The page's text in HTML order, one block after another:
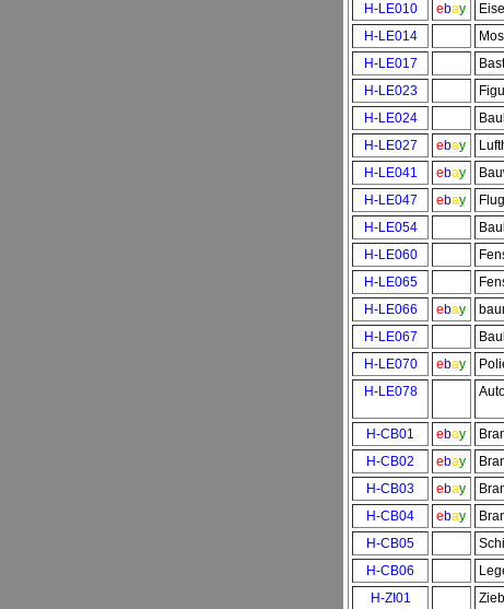
H-LE010
ebay
H-LE014
H-LE017
H-LE023
H-LE024
H-LE027
ebay
H-LE041
ebay
H-LE047
ebay
H-LE054
H-LE060
H-LE065
H-LE066
ebay
H-LE067
H-LE070
ebay
H-LE078
H-CB01 ebay
H-CB02
ebay
H-CB03
ebay
H-CB04
ebay
H-CB05
H-CB06
H-ZI01